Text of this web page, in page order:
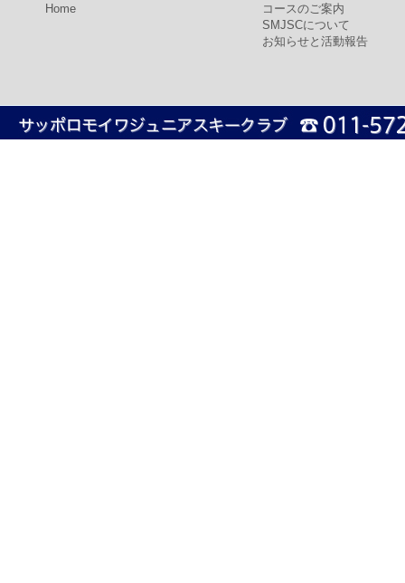
Home
コースのご案内
SMJSCについて
お知らせと活動報告